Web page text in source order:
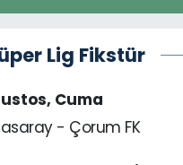
Lig Fikstür
Cuma
- Çorum FK